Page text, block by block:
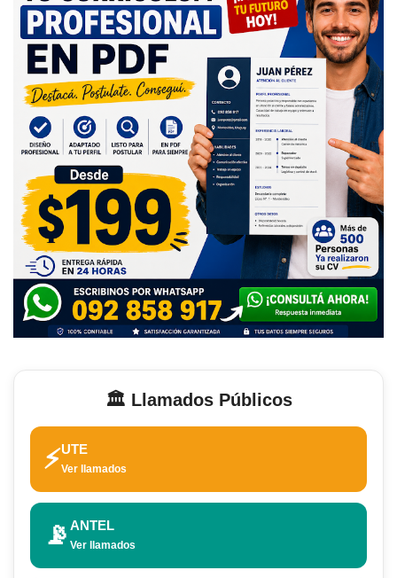
🏛️ Llamados Públicos
⚡UTE
Ver llamados
📡 ANTEL
Ver llamados